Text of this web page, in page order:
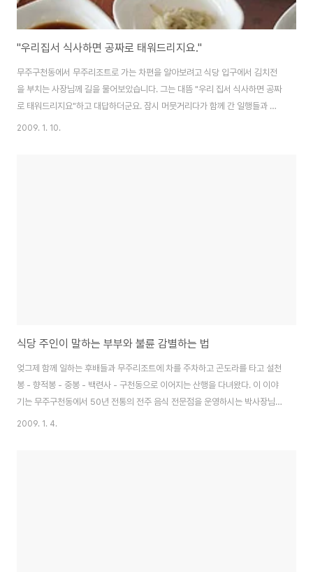
"우리집서 식사하면 공짜로 태워드리지요."
무주구천동에서 무주리조트로 가는 차편을 알아보려고 식당 입구에서 김치전
을 부치는 사장님께 길을 물어보았습니다. 그는 대뜸 "우리 집서 식사하면 공짜
로 태워드리지요"하고 대답하더군요. 잠시 머뭇거리다가 함께 간 일행들과 짧
게 의논한 후 이 식당에서 점심을 먹었습니다. 구천동에 있는 전통전주 음식을
2009. 1. 10.
식당 주인이 말하는 부부와 불륜 감별하는 법
엊그제 함께 일하는 후배들과 무주리조트에 차를 주차하고 곤도라를 타고 설천
봉 - 향적봉 - 중봉 - 백련사 - 구천동으로 이어지는 산행을 다녀왔다. 이 이야
기는 무주구천동에서 50년 전통의 전주 음식 전문점을 운영하시는 박사장님
이 식당을 찾아오는 손님들을 오랫 동안 관찰하시면서 터득한 '부부와 불륜 감
2009. 1. 4.